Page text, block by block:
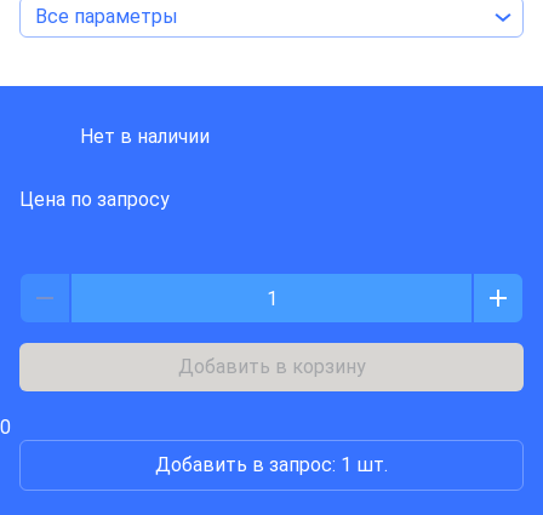
Все параметры
Нет в наличии
Цена по запросу
Добавить в корзину
0
Добавить в запрос: 1 шт.